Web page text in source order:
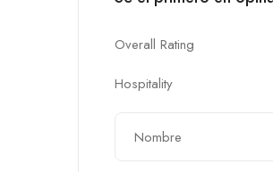
Overall Rating
Hospitality